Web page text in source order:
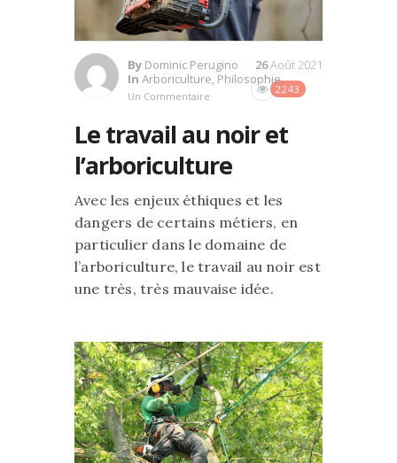
By Dominic Perugino
In Arboriculture, Philosophie
Un Commentaire
2243
26Août 2021
Le travail au noir et
l’arboriculture
Avec les enjeux éthiques et les
dangers de certains métiers, en
particulier dans le domaine de
l’arboriculture, le travail au noir est
une très, très mauvaise idée.